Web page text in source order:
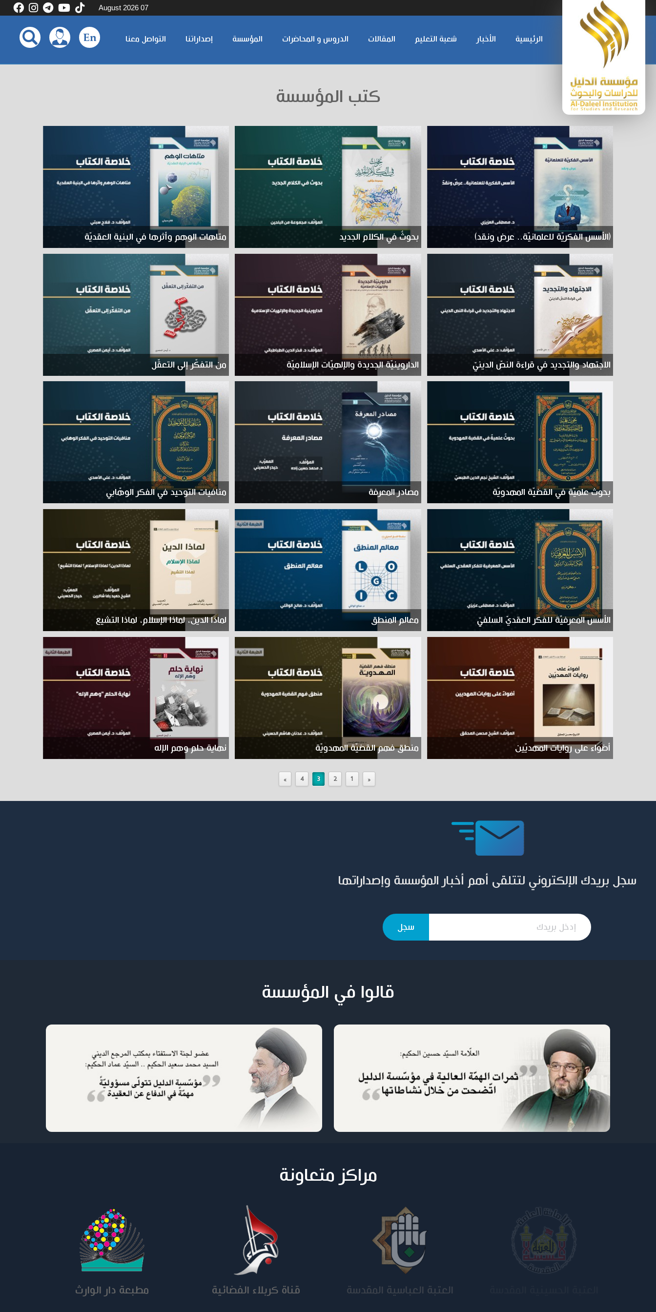
07 August 2026
الرئيسية الأخبار شعبة التعليم المقالات الدروس و المحاضرات المؤسسة إصداراتنا التواصل معنا
كتب المؤسسة
(الأسس الفكريّة للعلمانيّة.. عرض ونقد) بحوثٌ في الكلام الجديد متاهات الوهم وأثرها في البنية العقديّة
الاجتهاد والتجديد في قراءة النصّ الدينيّ الداروينيّة الجديدة والإلهيّات الإسلاميّة من التفكّر إلى التعقّل
بحوث علميّة في القضيّة المهدويّة مصادر المعرفة منافيات التوحيد في الفكر الوهّابي
الأسس المعرفيّة للفكر العقديّ السلفيّ معالم المنطق لماذا الدين، لماذا الإسلام، لماذا التشيع
أضواء على روايات المهديّين منطق فهم القضيّة المهدويّة نهاية حلم وهم الإله
«
1
2
3
4
»
سجل بريدك الإلكتروني لتتلقى أهم أخبار المؤسسة وإصداراتها
قالوا في المؤسسة
مراكز متعاونة
مطبعة دار الوارث الجامعة المستنصرية
كلية الامام الكاظم عليه